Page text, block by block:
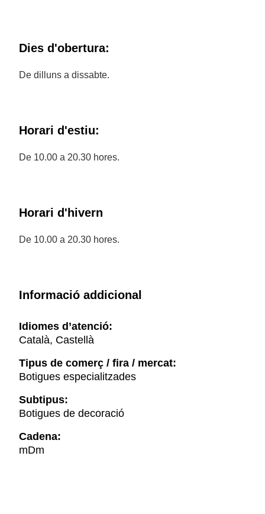
Dies d'obertura:
De dilluns a dissabte.
Horari d'estiu:
De 10.00 a 20.30 hores.
Horari d'hivern
De 10.00 a 20.30 hores.
Informació addicional
Idiomes d’atenció:
Català, Castellà
Tipus de comerç / fira / mercat:
Botigues especialitzades
Subtipus:
Botigues de decoració
Cadena:
mDm